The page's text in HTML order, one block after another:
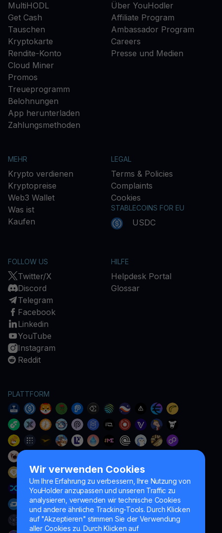
Wir verwenden Cookies
Um Ihre Erfahrung zu verbessern, Ihre Nutzung von
YouHolder anzupassen und unseren Traffic zu
analysieren, verwenden wir technische Cookies
und andere ähnliche Tracking-Tools. Durch Klicken
auf "Akzeptieren" stimmen Sie der Verwendung
aller Cookies zu. Durch Klicken auf
MultiHODL
Get Cash
Tauschen
Kryptokarte
Rendite-Konto
Cloud Miner
Promos
Treueprogramm
Belohnungen
App herunterladen
Zahlungsmethoden
Über YouHodler
Affiliate Program
Ambassador Program
Careers
Presse und Medien
MEHR
Krypto verdienen
Kryptopreise
Web3 Wallet
Was ist
Kaufen
LEGAL
Terms & Policies
Complaints
Cookies
STABLECOINS FOR EU
USDC
FOLLOW US
Twitter/X
Discord
Telegram
Facebook
Linkedin
YouTube
Instagram
Reddit
HILFE
Helpdesk Portal
Glossar
PLATTFORM